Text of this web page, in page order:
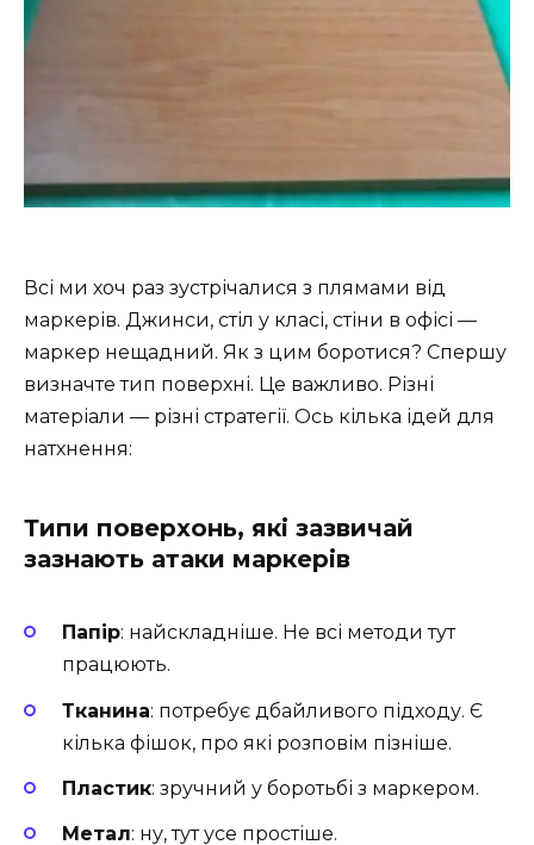
Всі ми хоч раз зустрічалися з плямами від
маркерів. Джинси, стіл у класі, стіни в офісі —
маркер нещадний. Як з цим боротися? Спершу
визначте тип поверхні. Це важливо. Різні
матеріали — різні стратегії. Ось кілька ідей для
натхнення:
Типи поверхонь, які зазвичай
зазнають атаки маркерів
Папір: найскладніше. Не всі методи тут
працюють.
Тканина: потребує дбайливого підходу. Є
кілька фішок, про які розповім пізніше.
Пластик: зручний у боротьбі з маркером.
Метал: ну, тут усе простіше.